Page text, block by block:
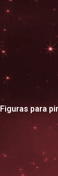
Figuras para